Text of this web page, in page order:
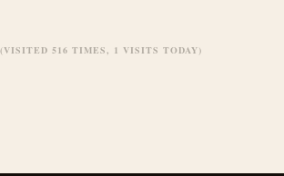
(VISITED 516 TIMES, 1 VISITS TODAY)